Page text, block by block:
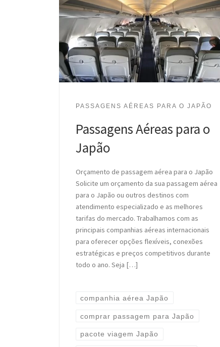
PASSAGENS AÉREAS PARA O JAPÃO
Passagens Aéreas para o
Japão
Orçamento de passagem aérea para o Japão
Solicite um orçamento da sua passagem aérea
para o Japão ou outros destinos com
atendimento especializado e as melhores
tarifas do mercado. Trabalhamos com as
principais companhias aéreas internacionais
para oferecer opções flexíveis, conexões
estratégicas e preços competitivos durante
todo o ano. Seja […]
companhia aérea Japão
comprar passagem para Japão
pacote viagem Japão